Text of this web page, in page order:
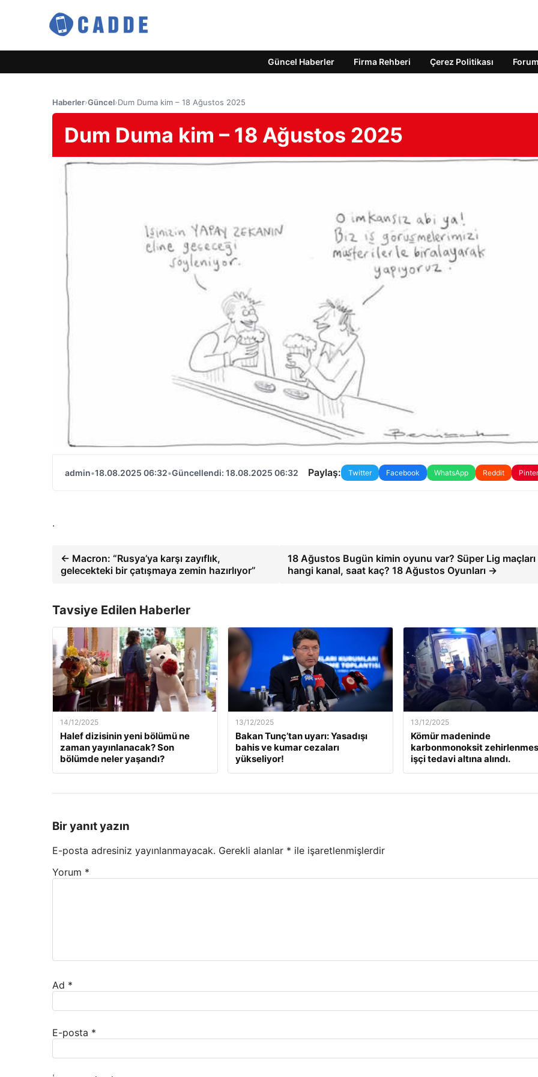
Güncel Haberler Firma Rehberi Çerez Politikası Forum
Haberler›Güncel›Dum Duma kim – 18 Ağustos 2025
Dum Duma kim – 18 Ağustos 2025
admin•18.08.2025 06:32•Güncellendi: 18.08.2025 06:32 Paylaş: Twitter Facebook WhatsApp Reddit
.
← Macron: “Rusya’ya karşı zayıflık,
gelecekteki bir çatışmaya zemin hazırlıyor”
18 Ağustos Bugün kimin oyunu var? Süper Lig maçları
hangi kanal, saat kaç? 18 Ağustos Oyunları →
Tavsiye Edilen Haberler
14/12/2025
Halef dizisinin yeni bölümü ne
zaman yayınlanacak? Son
bölümde neler yaşandı?
13/12/2025
Bakan Tunç’tan uyarı: Yasadışı
bahis ve kumar cezaları
yükseliyor!
13/12/2025
Kömür madeninde
karbonmonoksit
işçi tedavi altına alındı.
Bir yanıt yazın
E-posta adresiniz yayınlanmayacak. Gerekli alanlar * ile işaretlenmişlerdir
Yorum *
Ad *
E-posta *